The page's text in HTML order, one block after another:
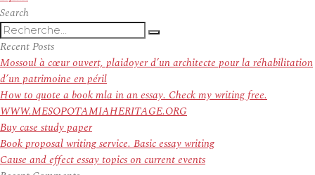
Search
Recherche
pour
:
Recherche
Recent Posts
Mossoul à cœur ouvert, plaidoyer d’un architecte pour la réhabilitation
d’un patrimoine en péril
How to quote a book mla in an essay. Check my writing free.
WWW.MESOPOTAMIAHERITAGE.ORG
Buy case study paper
Book proposal writing service. Basic essay writing
Cause and effect essay topics on current events